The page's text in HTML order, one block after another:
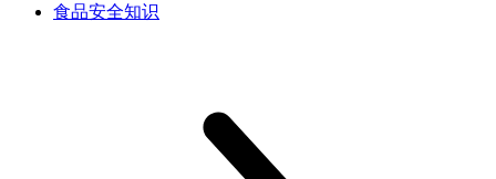
食品安全知识